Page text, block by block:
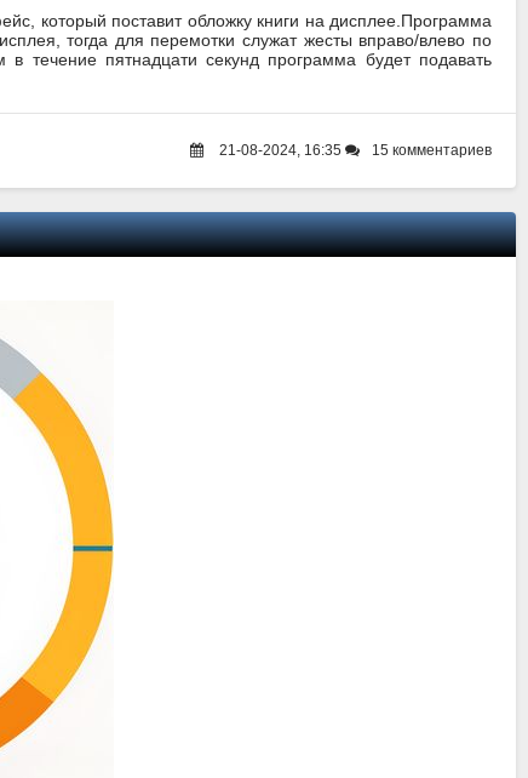
который поставит обложку книги на дисплее.Программа
тогда для перемотки служат жесты вправо/влево по
течение пятнадцати секунд программа будет подавать
21-08-2024, 16:35 15 комментариев